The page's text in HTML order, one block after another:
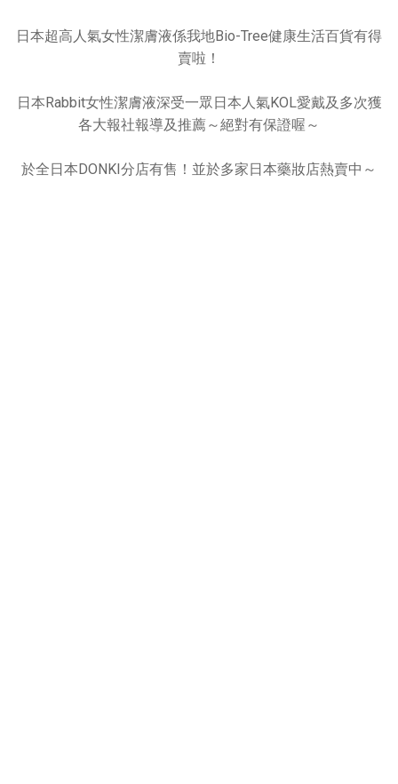
日本超高人氣女性潔膚液係我地Bio-Tree健康生活百貨有得
賣啦！
日本Rabbit女性潔膚液深受一眾日本人氣KOL愛戴及多次獲
各大報社報導及推薦～絕對有保證喔～
於全日本DONKI分店有售！並於多家日本藥妝店熱賣中～